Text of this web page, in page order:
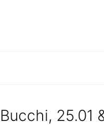
25.01